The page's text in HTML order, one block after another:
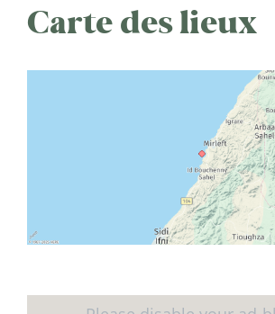
Carte des lieux